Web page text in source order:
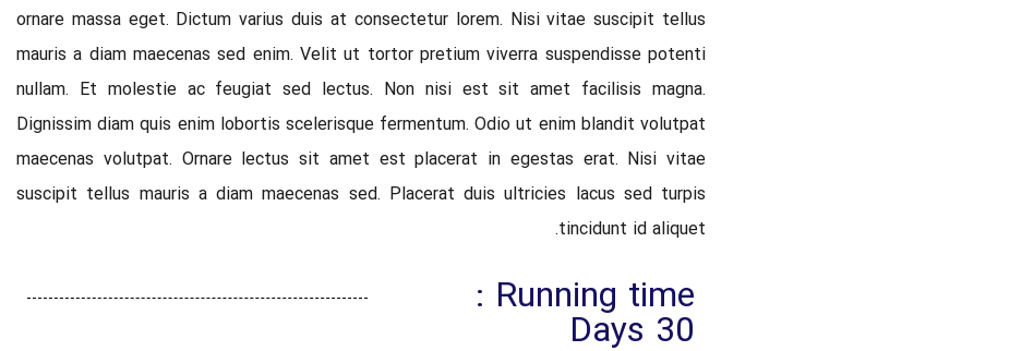
ornare massa eget. Dictum varius duis at consectetur lorem. Nisi vitae suscipit tellus
mauris a diam maecenas sed enim. Velit ut tortor pretium viverra suspendisse potenti
nullam. Et molestie ac feugiat sed lectus. Non nisi est sit amet facilisis magna.
Dignissim diam quis enim lobortis scelerisque fermentum. Odio ut enim blandit volutpat
maecenas volutpat. Ornare lectus sit amet est placerat in egestas erat. Nisi vitae
suscipit tellus mauris a diam maecenas sed. Placerat duis ultricies lacus sed turpis
tincidunt id aliquet.
Running time :
30 Days